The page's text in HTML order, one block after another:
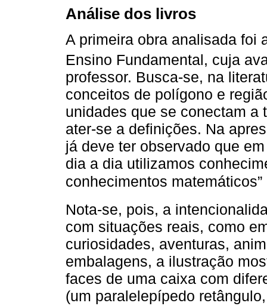
Análise dos livros
A primeira obra analisada foi
Ensino Fundamental, cuja
professor. Busca-se, na
conceitos de polígono e
unidades que se conectam a
ater-se a definições. Na
já deve ter observado que
dia a dia utilizamos
conhecimentos matemáticos”
Nota-se, pois, a
com situações reais, como
curiosidades, aventuras,
embalagens, a ilustração
faces de uma caixa com
(um paralelepípedo